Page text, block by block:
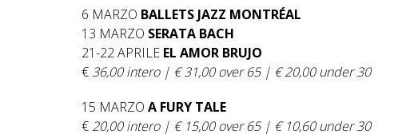
6 MARZO BALLETS JAZZ MONTRÉAL
13 MARZO SERATA BACH
21-22 APRILE EL AMOR BRUJO
€ 36,00 intero | € 31,00 over 65 | € 20,00 under 30
15 MARZO A FURY TALE
€ 20,00 intero | € 15,00 over 65 | € 10,60 under 30